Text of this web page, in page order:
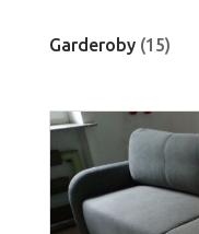
Garderoby (15)